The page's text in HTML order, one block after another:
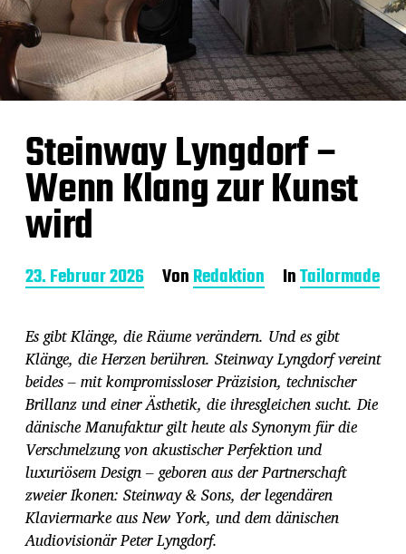
Steinway Lyngdorf –
Wenn Klang zur Kunst
wird
B
e
t
r
a
g
s
d
a
t
u
m
23. Februar 2026 VonRedaktion InTailormade
Es gibt Klänge, die Räume verändern. Und es gibt
Klänge, die Herzen berühren. Steinway Lyngdorf vereint
beides – mit kompromissloser Präzision, technischer
Brillanz und einer Ästhetik, die ihresgleichen sucht. Die
dänische Manufaktur gilt heute als Synonym für die
Verschmelzung von akustischer Perfektion und
luxuriösem Design – geboren aus der Partnerschaft
zweier Ikonen: Steinway & Sons, der legendären
Klaviermarke aus New York, und dem dänischen
Audiovisionär Peter Lyngdorf.